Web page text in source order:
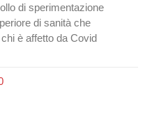
di sperimentazione
di sanità che
è affetto da Covid